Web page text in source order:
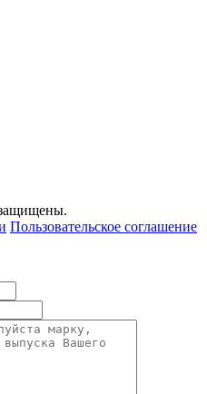
Пользовательское соглашение